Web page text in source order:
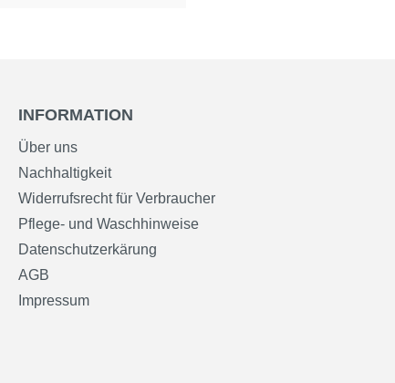
INFORMATION
Über uns
Nachhaltigkeit
Widerrufsrecht für Verbraucher
Pflege- und Waschhinweise
Datenschutzerkärung
AGB
Impressum